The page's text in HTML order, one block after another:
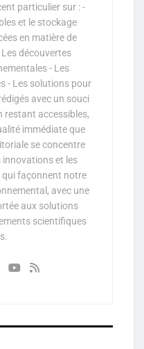
particulier sur : -
et le stockage
en matière de
découvertes
- Les
- Les solutions pour
avec un souci
restant accessibles,
immédiate que
se concentre
et les
qui façonnent notre
avec une
aux solutions
scientifiques